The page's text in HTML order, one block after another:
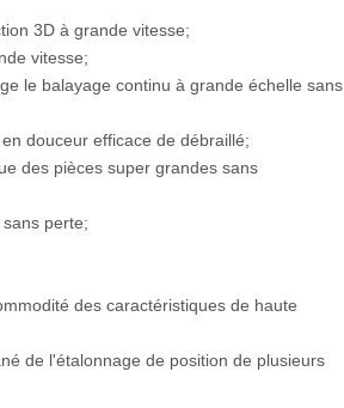
3D à grande vitesse;
vitesse;
le balayage continu à grande échelle sans
douceur efficace de débraillé;
des pièces super grandes sans
perte;
des caractéristiques de haute
de l'étalonnage de position de plusieurs